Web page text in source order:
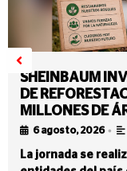
SHEINBAUM
DE
MILLONES DE
6 agosto, 2026 •
La jornada se